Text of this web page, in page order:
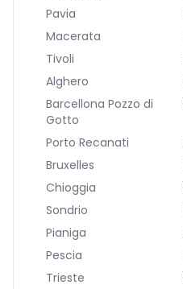
Pavia
Macerata
Tivoli
Alghero
Barcellona Pozzo di
Gotto
Porto Recanati
Bruxelles
Chioggia
Sondrio
Pianiga
Pescia
Trieste